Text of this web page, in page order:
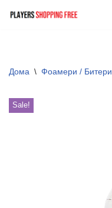
Дома \ Фоамери / Битери
Sale!